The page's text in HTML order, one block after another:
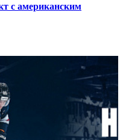
с американским